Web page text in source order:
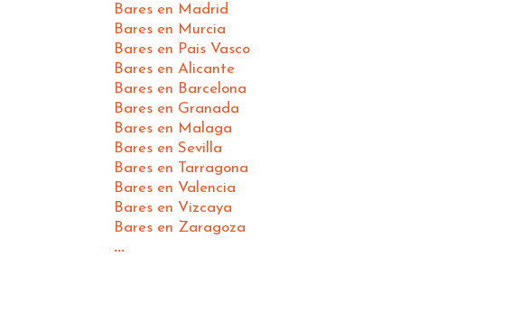
Bares en Madrid
Bares en Murcia
Bares en Pais Vasco
Bares en Alicante
Bares en Barcelona
Bares en Granada
Bares en Malaga
Bares en Sevilla
Bares en Tarragona
Bares en Valencia
Bares en Vizcaya
Bares en Zaragoza
...